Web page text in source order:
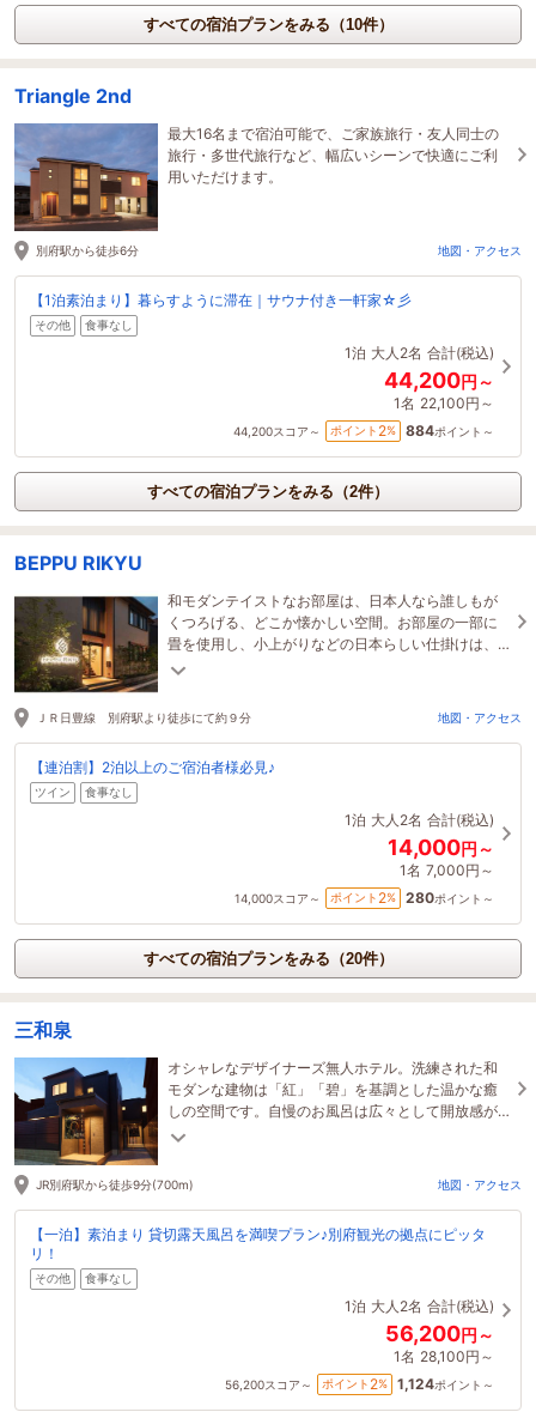
すべての宿泊プランをみる（10件）
Triangle 2nd
最大16名まで宿泊可能で、ご家族旅行・友人同士の
旅行・多世代旅行など、幅広いシーンで快適にご利
用いただけます。
別府駅から徒歩6分 地図・アクセス
【1泊素泊まり】暮らすように滞在｜サウナ付き一軒家☆彡
その他 食事なし
1泊 大人2名 合計(税込)
44,200円～
1名 22,100円～
44,200スコア～ ポイント 2% 884ポイント～
すべての宿泊プランをみる（2件）
BEPPU RIKYU
和モダンテイストなお部屋は、日本人なら誰しもが
くつろげる、どこか懐かしい空間。お部屋の一部に
畳を使用し、小上がりなどの日本らしい仕掛けは、
外国人のお客様にも大変好評いただいています。
ＪＲ日豊線 別府駅より徒歩にて約９分 地図・アクセス
【連泊割】2泊以上のご宿泊者様必見♪
ツイン 食事なし
1泊 大人2名 合計(税込)
14,000円～
1名 7,000円～
14,000スコア～ ポイント 2% 280ポイント～
すべての宿泊プランをみる（20件）
三和泉
オシャレなデザイナーズ無人ホテル。洗練された和
モダンな建物は「紅」「碧」を基調とした温かな癒
しの空間です。自慢のお風呂は広々として開放感が
あり、露天風呂では打たせ湯も満喫できます！
JR別府駅から徒歩9分(700m) 地図・アクセス
【一泊】素泊まり 貸切露天風呂を満喫プラン♪別府観光の拠点にピッタ
リ！
その他 食事なし
1泊 大人2名 合計(税込)
56,200円～
1名 28,100円～
56,200スコア～ ポイント 2% 1,124ポイント～